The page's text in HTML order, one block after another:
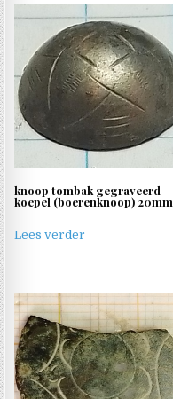
knoop tombak gegraveerd
koepel (boerenknoop) 20mm
Lees verder